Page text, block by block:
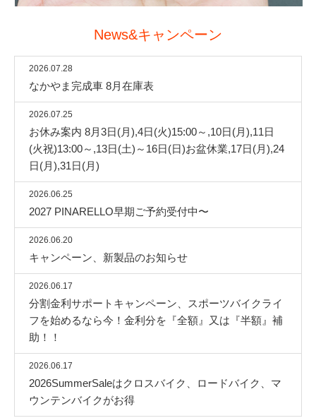
News&キャンペーン
2026.07.28
なかやま完成車 8月在庫表
2026.07.25
お休み案内 8月3日(月),4日(火)15:00～,10日(月),11日
(火祝)13:00～,13日(土)～16日(日)お盆休業,17日(月),24
日(月),31日(月)
2026.06.25
2027 PINARELLO早期ご予約受付中〜
2026.06.20
キャンペーン、新製品のお知らせ
2026.06.17
分割金利サポートキャンペーン、スポーツバイクライ
フを始めるなら今！金利分を『全額』又は『半額』補
助！！
2026.06.17
2026SummerSaleはクロスバイク、ロードバイク、マ
ウンテンバイクがお得